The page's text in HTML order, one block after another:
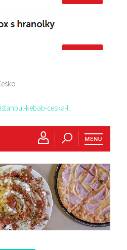
kebab-ceska-l...